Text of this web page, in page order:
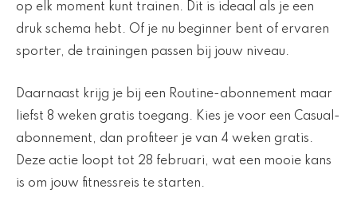
op elk moment kunt trainen. Dit is ideaal als je een
druk schema hebt. Of je nu beginner bent of ervaren
sporter, de trainingen passen bij jouw niveau.
Daarnaast krijg je bij een Routine-abonnement maar
liefst 8 weken gratis toegang. Kies je voor een Casual-
abonnement, dan profiteer je van 4 weken gratis.
Deze actie loopt tot 28 februari, wat een mooie kans
is om jouw fitnessreis te starten.